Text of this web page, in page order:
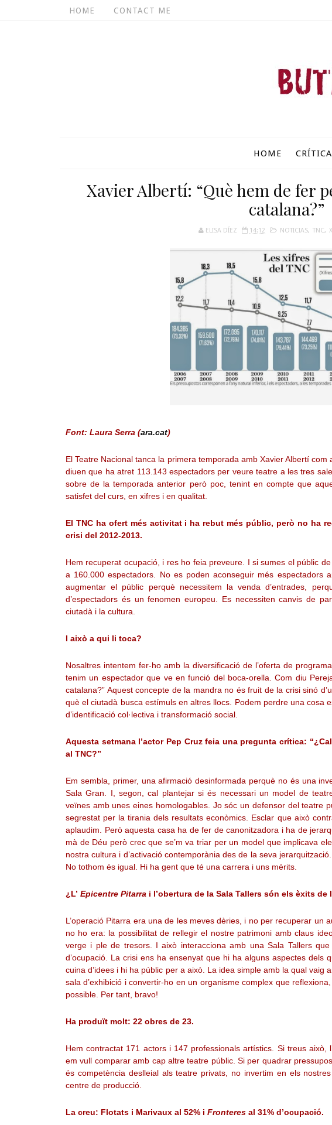
HOME CONTACT ME
HOME
Xavier Albertí: “Què hem de fer
catalana?”
ELISA DÍEZ 14:12 NOTICIAS, TNC,
Font: Laura Serra (ara.cat)
El Teatre Nacional tanca la primera temporada amb Xavier Albertí
diuen que ha atret 113.143 espectadors per veure teatre a les tres
sobre de la temporada anterior però poc, tenint en compte que
satisfet del curs, en xifres i en qualitat.
El TNC ha ofert més activitat i ha rebut més públic, però no ha
crisi del 2012-2013.
Hem recuperat ocupació, i res ho feia preveure. I si sumes el públic
a 160.000 espectadors. No es poden aconseguir més espectadors
augmentar el públic perquè necessitem la venda d’entrades,
d’espectadors és un fenomen europeu. Es necessiten canvis de
ciutadà i la cultura.
I això a qui li toca?
Nosaltres intentem fer-ho amb la diversificació de l’oferta de
tenim un espectador que ve en funció del boca-orella. Com diu
catalana?” Aquest concepte de la mandra no és fruit de la crisi sinó
què el ciutadà busca estímuls en altres llocs. Podem perdre una cosa
d’identificació col·lectiva i transformació social.
Aquesta setmana l’actor Pep Cruz feia una pregunta crítica:
al TNC?”
Em sembla, primer, una afirmació desinformada perquè no és una
Sala Gran. I, segon, cal plantejar si és necessari un model de
veïnes amb unes eines homologables. Jo sóc un defensor del teatre
segrestat per la tirania dels resultats econòmics. Esclar que això
aplaudim. Però aquesta casa ha de fer de canonitzadora i ha de
mà de Déu però crec que se’m va triar per un model que implicava
nostra cultura i d’activació contemporània des de la seva
No tothom és igual. Hi ha gent que té una carrera i uns mèrits.
¿L’ Epicentre Pitarra i l’obertura de la Sala Tallers són els èxits de
L’operació Pitarra era una de les meves dèries, i no per recuperar un
no ho era: la possibilitat de rellegir el nostre patrimoni amb claus
verge i ple de tresors. I això interacciona amb una Sala Tallers
d’ocupació. La crisi ens ha ensenyat que hi ha alguns aspectes dels
cuina d’idees i hi ha públic per a això. La idea simple amb la qual vaig
sala d’exhibició i convertir-ho en un organisme complex que
possible. Per tant, bravo!
Ha produït molt: 22 obres de 23.
Hem contractat 171 actors i 147 professionals artístics. Si treus això,
em vull comparar amb cap altre teatre públic. Si per quadrar
és competència deslleial als teatre privats, no invertim en els
centre de producció.
La creu: Flotats i Marivaux al 52% i Fronteres al 31% d’ocupació.